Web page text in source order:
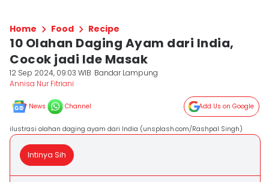
Home Food Recipe
10 Olahan Daging Ayam dari India,
Cocok jadi Ide Masak
12 Sep 2024, 09:03 WIB Bandar Lampung
Annisa Nur Fitriani
News Channel Add Us on Google
ilustrasi olahan daging ayam dari India (unsplash.com/Rashpal Singh)
Intinya Sih